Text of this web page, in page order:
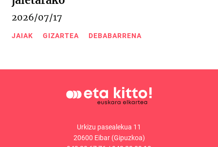
2026/07/17
JAIAK GIZARTEA DEBABARRENA
Urkizu pasealekua 11
20600 Eibar (Gipuzkoa)